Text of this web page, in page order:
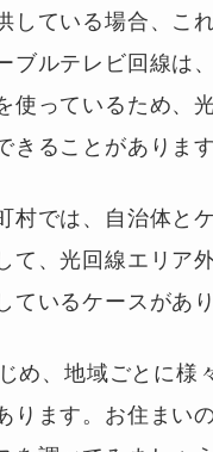
している場合、こ
ブルテレビ回線は
使っているため、
きることがあります
村では、自治体と
て、光回線エリア
ているケースがあり
め、地域ごとに様
ります。お住まい